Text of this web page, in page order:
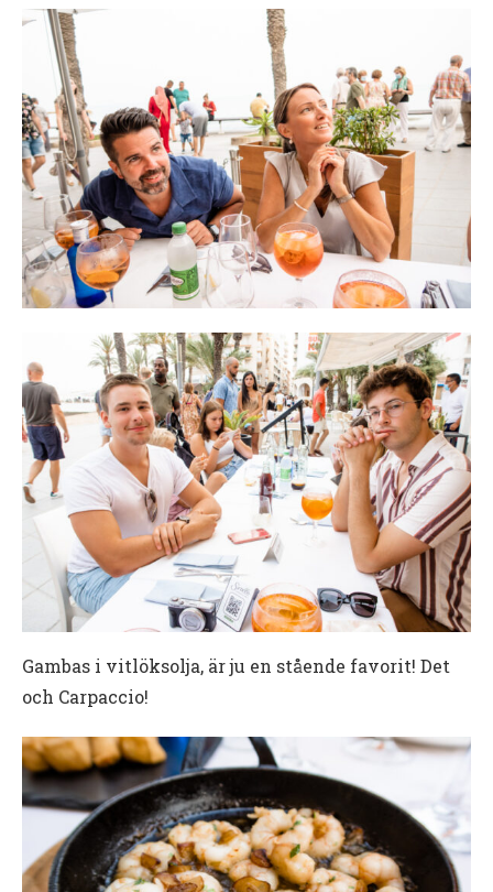
Gambas i vitlöksolja, är ju en stående favorit! Det
och Carpaccio!